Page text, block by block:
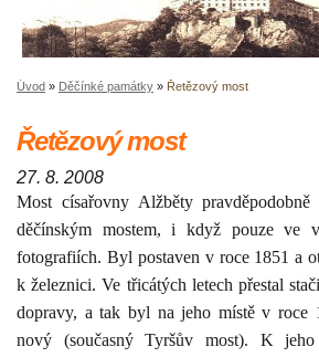
Úvod » Děčínké památky » Řetězový most
Řetězový most
27. 8. 2008
Most císařovny Alžběty pravděpodobně
děčínským mostem, i když pouze ve
fotografiích. Byl postaven v roce 1851 a
k železnici. Ve třicátých letech přestal
dopravy, a tak byl na jeho místě v roce
nový (současný Tyršův most). K